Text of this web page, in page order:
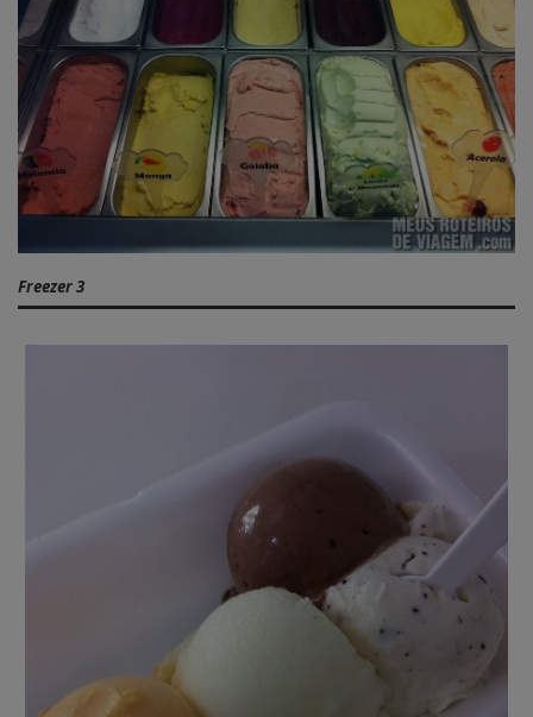
Freezer 3